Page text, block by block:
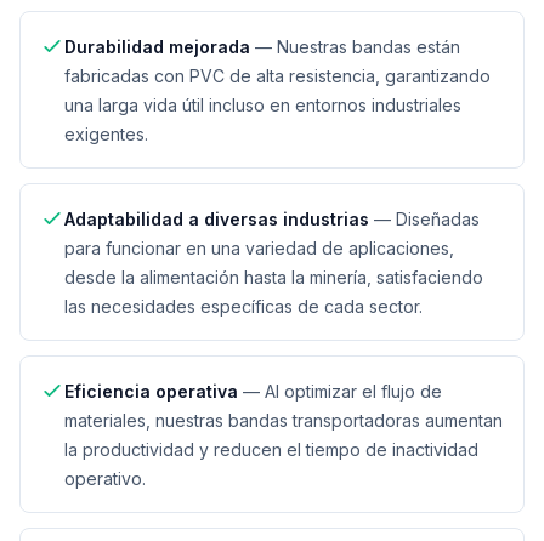
Durabilidad mejorada — Nuestras bandas están
fabricadas con PVC de alta resistencia, garantizando
una larga vida útil incluso en entornos industriales
exigentes.
Adaptabilidad a diversas industrias — Diseñadas
para funcionar en una variedad de aplicaciones,
desde la alimentación hasta la minería, satisfaciendo
las necesidades específicas de cada sector.
Eficiencia operativa — Al optimizar el flujo de
materiales, nuestras bandas transportadoras aumentan
la productividad y reducen el tiempo de inactividad
operativo.